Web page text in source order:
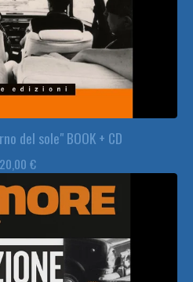
del sole" BOOK + CD
20,00 €